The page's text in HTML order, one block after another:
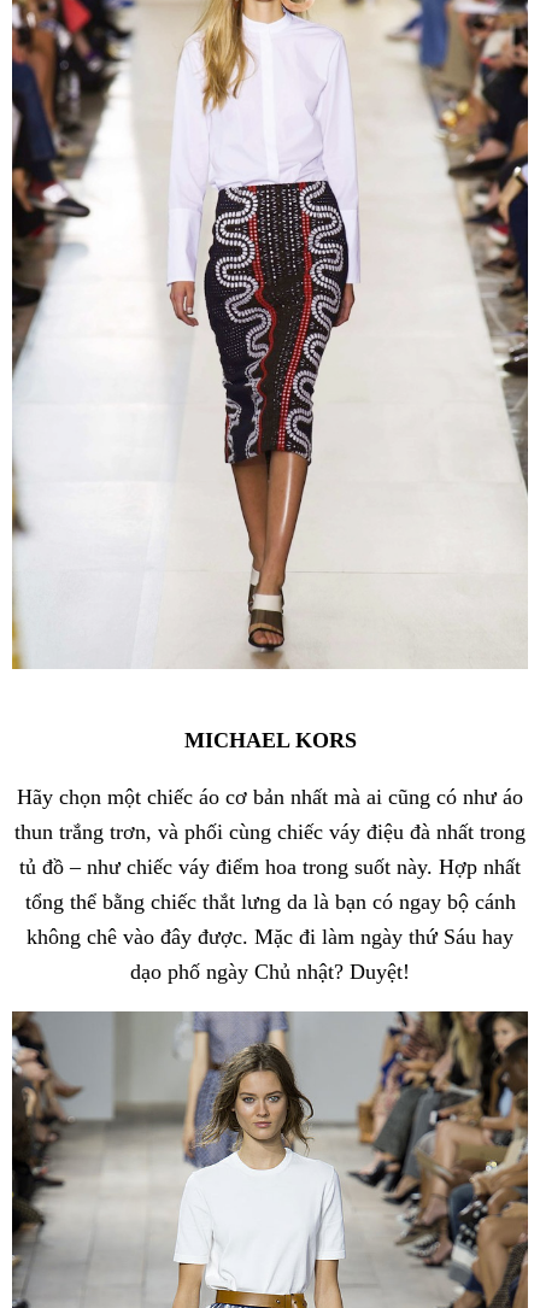
MICHAEL KORS
Hãy chọn một chiếc áo cơ bản nhất mà ai cũng có như áo
thun trắng trơn, và phối cùng chiếc váy điệu đà nhất trong
tủ đồ – như chiếc váy điểm hoa trong suốt này. Hợp nhất
tổng thể bằng chiếc thắt lưng da là bạn có ngay bộ cánh
không chê vào đây được. Mặc đi làm ngày thứ Sáu hay
dạo phố ngày Chủ nhật? Duyệt!